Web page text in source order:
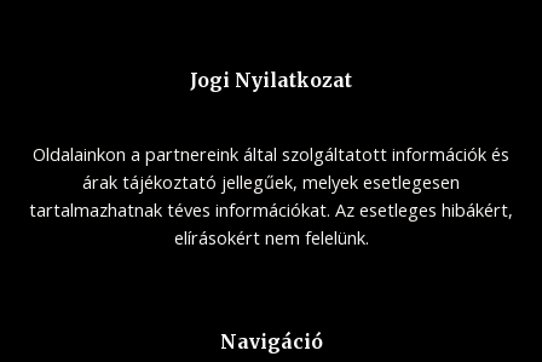
Jogi Nyilatkozat
Oldalainkon a partnereink által szolgáltatott információk és
árak tájékoztató jellegűek, melyek esetlegesen
tartalmazhatnak téves információkat. Az esetleges hibákért,
elírásokért nem felelünk.
Navigáció